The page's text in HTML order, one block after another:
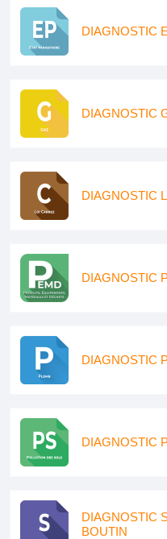
DIAGNOSTIC
DIAGNOSTIC
DIAGNOSTIC
DIAGNOSTIC
DIAGNOSTIC
DIAGNOSTIC
DIAGNOSTIC
BOUTIN